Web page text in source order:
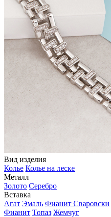
Вид изделия
Колье Колье на леске
Металл
Золото Серебро
Вставка
Агат Эмаль Фианит Сваровски
Фианит Топаз Жемчуг